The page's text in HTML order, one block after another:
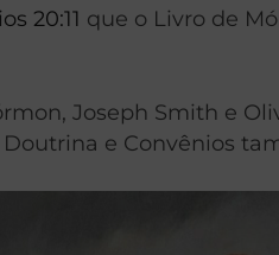
20:11 que o Livro de
Joseph Smith e
e Convênios